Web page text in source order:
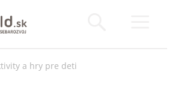
a hry pre deti